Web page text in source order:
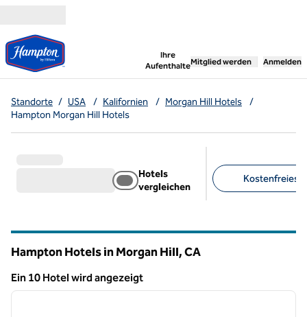
Ihre
Aufenthalte
,öffnet neue
Mitglied werden Anmelden
Standorte / USA / Kalifornien / Morgan Hill Hotels
/
Hampton Morgan Hill Hotels
Hotels
vergleichen
Kostenfreies
Hampton Hotels in Morgan Hill,CA
Ein 10 Hotel wird angezeigt
Ein 10 Hotel wird angezeigt
1 von 12